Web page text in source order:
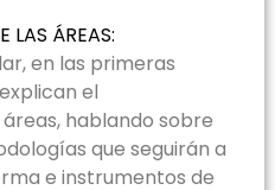
LAS ÁREAS:
en las primeras
el
hablando sobre
que seguirán a
e instrumentos de